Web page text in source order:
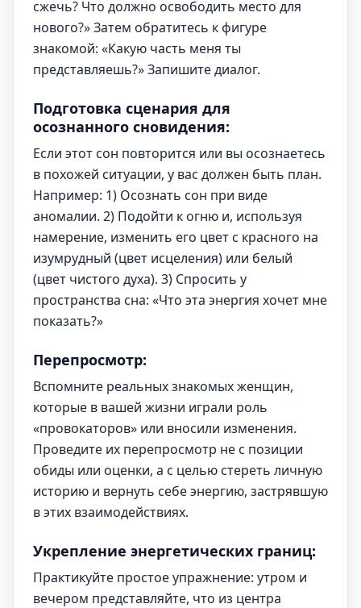
сжечь? Что должно освободить место для
нового?» Затем обратитесь к фигуре
знакомой: «Какую часть меня ты
представляешь?» Запишите диалог.
Подготовка сценария для
осознанного сновидения:
Если этот сон повторится или вы осознаетесь
в похожей ситуации, у вас должен быть план.
Например: 1) Осознать сон при виде
аномалии. 2) Подойти к огню и, используя
намерение, изменить его цвет с красного на
изумрудный (цвет исцеления) или белый
(цвет чистого духа). 3) Спросить у
пространства сна: «Что эта энергия хочет мне
показать?»
Перепросмотр:
Вспомните реальных знакомых женщин,
которые в вашей жизни играли роль
«провокаторов» или вносили изменения.
Проведите их перепросмотр не с позиции
обиды или оценки, а с целью стереть личную
историю и вернуть себе энергию, застрявшую
в этих взаимодействиях.
Укрепление энергетических границ:
Практикуйте простое упражнение: утром и
вечером представляйте, что из центра